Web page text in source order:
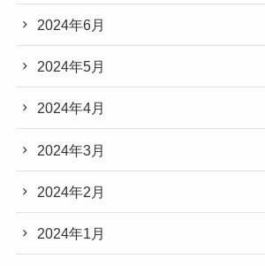
2024年6月
2024年5月
2024年4月
2024年3月
2024年2月
2024年1月